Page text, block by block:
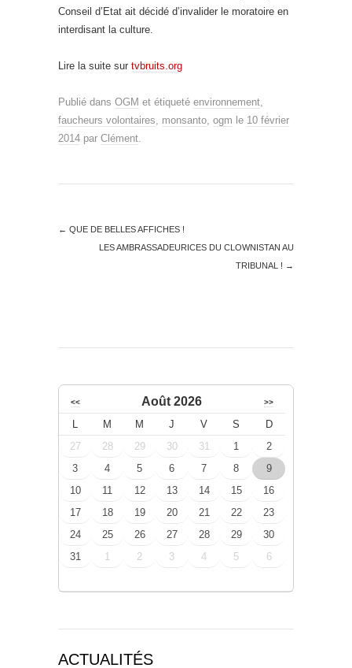
Conseil d’Etat ait décidé d’invalider le moratoire en
interdisant la culture.
Lire la suite sur tvbruits.org
Publié dans OGM et étiqueté environnement
faucheurs volontaires
monsanto ogm le 10 février
2014 par Clément
← QUE DE BELLES AFFICHES !
LES AMBRASSADEURICES DU CLOWNISTAN AU
TRIBUNAL ! →
<< Août 2026 >>
M M J V S
D
27
28 29 30 31 1
2
3
4 5 6 7 8
9
10
11 12 13 14 15
16
17
18 19 20 21 22
23
24
25 26 27 28 29
30
31
1 2 3 4 5 6
ACTUALITÉS